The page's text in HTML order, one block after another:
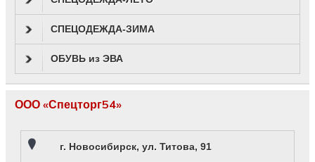
СПЕЦОДЕЖДА-ЗИМА
ОБУВЬ из ЭВА
ООО «Спецторг54»
г. Новосибирск, ул. Титова, 91